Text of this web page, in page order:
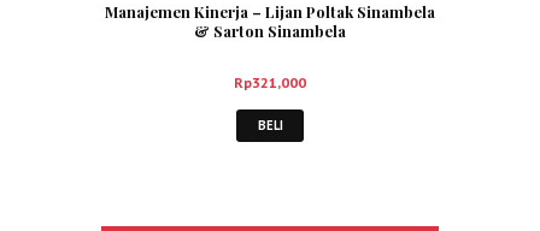
Manajemen Kinerja – Lijan Poltak Sinambela
& Sarton Sinambela
Rp321,000
BELI